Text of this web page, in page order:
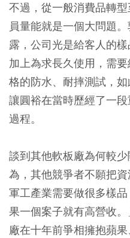
不過，從一般消費品轉型
員量能就是一個大問題
露，公司光是給客人的
加上為求長久使用，需
格的防水、耐摔測試，
讓圓裕在當時歷經了一
過程。
談到其他軟板廠為何較
為，其他競爭者不願把
軍工產業需要做很多樣
果一個案子就有高營收
廠在十年前爭相擁抱蘋